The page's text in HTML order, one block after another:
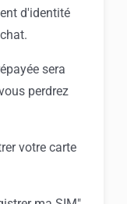
d'identité
sera
perdrez
votre carte